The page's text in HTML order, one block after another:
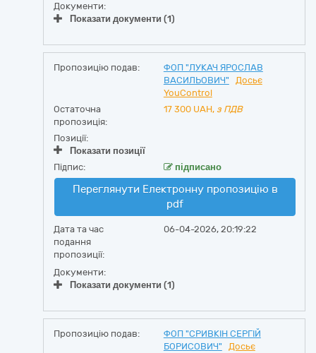
Документи:
Показати документи (1)
Пропозицію подав:
ФОП "ЛУКАЧ ЯРОСЛАВ
ВАСИЛЬОВИЧ"
Досьє
YouControl
Остаточна
пропозиція:
17 300 UAH, з ПДВ
Позиції:
Показати позиції
Підпис:
підписано
Переглянути Електронну пропозицію в
pdf
Дата та час
подання
пропозиції:
06-04-2026, 20:19:22
Документи:
Показати документи (1)
Пропозицію подав:
ФОП "СРИВКІН СЕРГІЙ
БОРИСОВИЧ"
Досьє